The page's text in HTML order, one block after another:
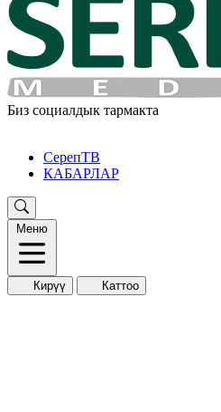
Биз социалдык тармакта
СерепТВ
КАБАРЛАР
Меню
Кирүү Каттоо